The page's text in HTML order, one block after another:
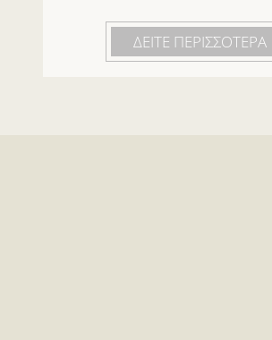
ΔΕΙΤΕ ΠΕΡΙΣΣΟΤΕΡΑ